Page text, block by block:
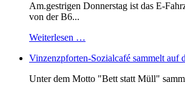
Am.gestrigen Donnerstag ist das E-
von der B6...
Weiterlesen …
Vinzenzpforten-Sozialcafé sammelt auf
Unter dem Motto "Bett statt Müll"